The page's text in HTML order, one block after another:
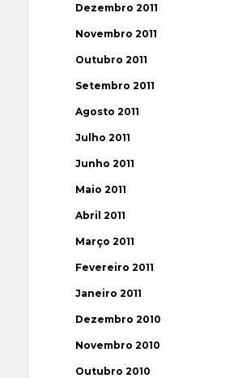
Dezembro 2011
Novembro 2011
Outubro 2011
Setembro 2011
Agosto 2011
Julho 2011
Junho 2011
Maio 2011
Abril 2011
Março 2011
Fevereiro 2011
Janeiro 2011
Dezembro 2010
Novembro 2010
Outubro 2010